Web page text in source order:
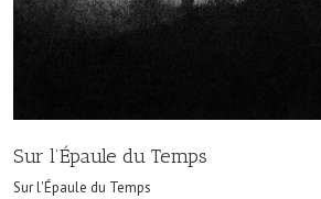
Sur l’Épaule du Temps
Sur l'Épaule du Temps